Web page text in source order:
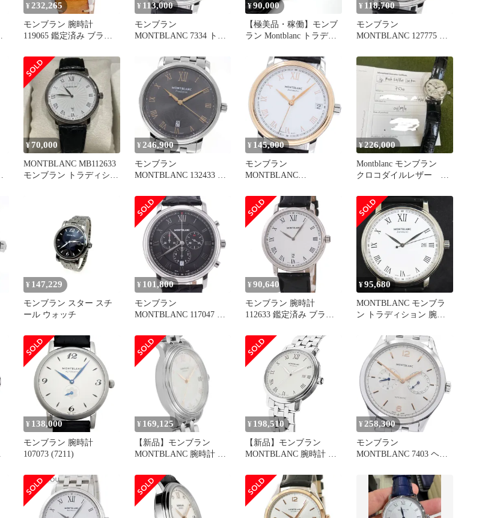
¥ 232,265
モンブラン 腕時計
119065 鑑定済み ブラン
¥ 113,000
モンブラン
MONTBLANC 7334 トラ
巻き メンズ _970769
¥90,000
【極美品・稼働】モンブ
ラン Montblanc トラディ
¥ 118,700
モンブラン
MONTBLANC 127775 ト
ォーツ メンズ 良品
_963306
¥ 70,000
MONTBLANC MB112633
モンブラン トラディショ
¥ 246,900
モンブラン
MONTBLANC 132433 ト
動巻き メンズ 良品 箱・
保証書付き_967179
¥ 145,000
モンブラン
MONTBLANC
ョン デイト RGベゼル 自
動巻き レディース 美品
箱・保証書付き_958229
¥226,000
Montblanc モンブラン
クロコダイルレザー 75
¥ 147,229
モンブラン スター スチ
ール ウォッチ
¥ 101,800
モンブラン
MONTBLANC 117047 ト
フ クォーツ メンズ 美品
内箱付き P#143564
¥ 90,640
モンブラン 腕時計
112633 鑑定済み ブラン
¥95,680
MONTBLANC モンブラ
ン トラディション 腕時
盤 MB112610
¥ 138,000
モンブラン 腕時計
107073 (7211)
¥ 169,125
【新品】モンブラン
MONTBLANC 腕時計 レ
ィション
¥ 198,510
【新品】モンブラン
MONTBLANC 腕時計 メ
ョン デイト
¥ 258,300
モンブラン
MONTBLANC 7403 ヘリ
ツインカウンター デイト
自動巻き メンズ 美品
箱・保証書付き_965261